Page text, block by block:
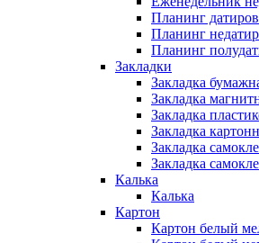
Планинг
Планинг
Планинг
Закладки
Закладка
Закладка
Закладка
Закладка
Закладка
Закладка
Калька
Калька
Картон
Картон белый